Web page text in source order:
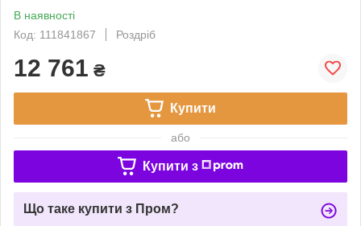
В наявності
Код: 111841867
Роздріб
12 761 ₴
Купити
або
Купити з
Що таке купити з Пром?